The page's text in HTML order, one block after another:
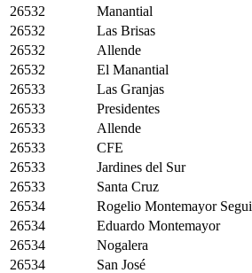
26532
Manantial
26532
Las Brisas
26532
Allende
26532
El Manantial
26533
Las Granjas
26533
Presidentes
26533
Allende
26533
CFE
26533
Jardines del Sur
26533
Santa Cruz
26534
Rogelio Montemayor Segui
26534
Eduardo Montemayor
26534
Nogalera
26534
San José